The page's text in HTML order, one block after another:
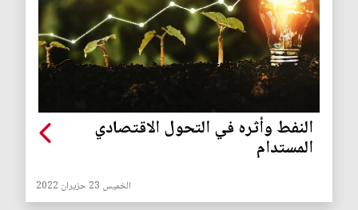
النفط وأثره في التحول الاقتصادي
المستدام
الخميس 23 حزيران 2022